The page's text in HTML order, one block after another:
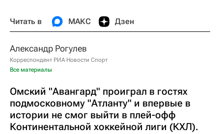
Читать в МАКС Дзен
Александр Рогулев
Корреспондент РИА Новости Спорт
Все материалы
Омский "Авангард" проиграл в гостях
подмосковному "Атланту" и впервые в
истории не смог выйти в плей-офф
Континентальной хоккейной лиги (КХЛ).